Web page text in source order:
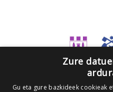
Zure
Gu eta gure bazkideek cookieak